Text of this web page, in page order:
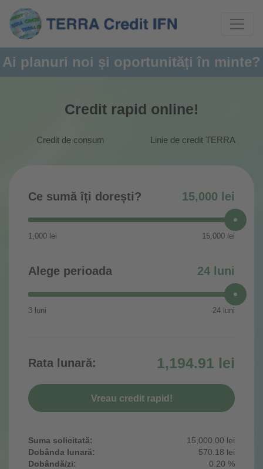
planuri noi și oportunități în minte?
Credit rapid online!
Credit de consum Linie de credit TERRA
Ce sumă îți dorești? 15,000 lei
1,000 lei 15,000 lei
Alege perioada 24 luni
3 luni 24 luni
Rata lunară: 1,194.91 lei
Vreau credit rapid!
Suma solicitată: 15,000.00 lei
Dobânda lunară:
570.18 lei
Dobândă/zi:
0.20 %